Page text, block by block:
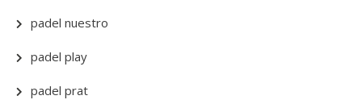
padel nuestro
padel play
padel prat